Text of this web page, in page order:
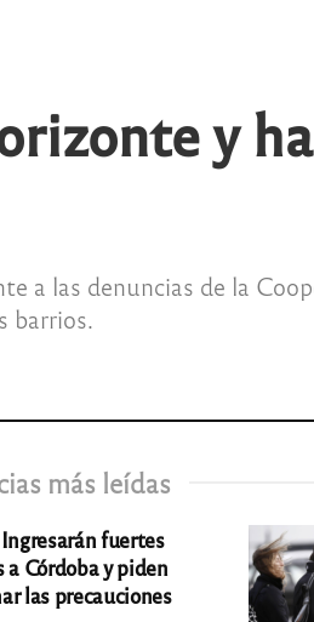
y
a las denuncias de la
barrios.
más leídas
Ingresarán fuertes
a Córdoba y piden
las precauciones